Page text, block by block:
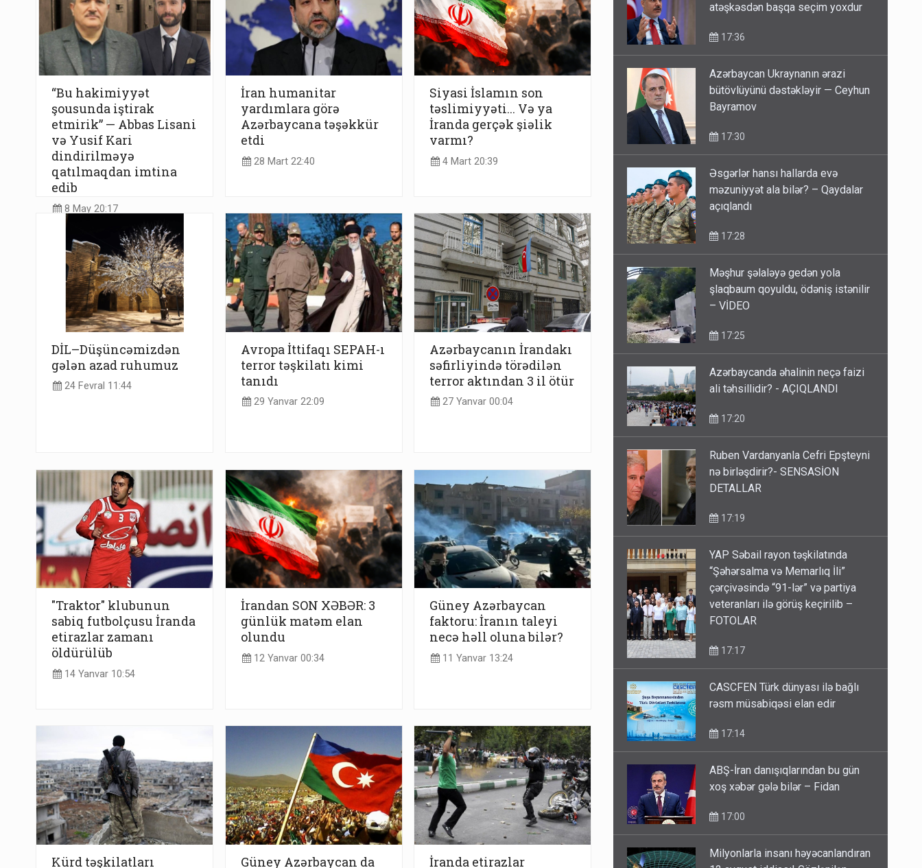
“Bu hakimiyyət
şousunda iştirak
etmirik” — Abbas Lisani
və Yusif Kari
dindirilməyə
qatılmaqdan imtina
edib
8 May 20:17
İran humanitar
yardımlara görə
Azərbaycana təşəkkür
etdi
28 Mart 22:40
Siyasi İslamın son
təslimiyyəti... Və ya
İranda gerçək şiəlik
varmı?
4 Mart 20:39
DİL–Düşüncəmizdən
gələn azad ruhumuz
24 Fevral 11:44
Avropa İttifaqı SEPAH-ı
terror təşkilatı kimi
tanıdı
29 Yanvar 22:09
Azərbaycanın İrandakı
səfirliyində törədilən
terror aktından 3 il ötür
27 Yanvar 00:04
"Traktor" klubunun
sabiq futbolçusu İranda
etirazlar zamanı
öldürülüb
14 Yanvar 10:54
İrandan SON XƏBƏR: 3
günlük matəm elan
olundu
12 Yanvar 00:34
Güney Azərbaycan
faktoru: İranın taleyi
necə həll oluna bilər?
11 Yanvar 13:24
Kürd təşkilatları Güney Azərbaycan da İranda etirazlar
atəşkəsdən başqa seçim yoxdur
17:36
Azərbaycan Ukraynanın ərazi
bütövlüyünü dəstəkləyir — Ceyhun
Bayramov
17:30
Əsgərlər hansı hallarda evə
məzuniyyət ala bilər? – Qaydalar
açıqlandı
17:28
Məşhur şəlaləyə gedən yola
şlaqbaum qoyuldu, ödəniş istənilir
– VİDEO
17:25
Azərbaycanda əhalinin neçə faizi
ali təhsillidir? - AÇIQLANDI
17:20
Ruben Vardanyanla Cefri Epşteyni
nə birləşdirir?- SENSASİON
DETALLAR
17:19
YAP Səbail rayon təşkilatında
“Şəhərsalma və Memarlıq İli”
çərçivəsində “91-lər” və partiya
veteranları ilə görüş keçirilib –
FOTOLAR
17:17
CASCFEN Türk dünyası ilə bağlı
rəsm müsabiqəsi elan edir
17:14
ABŞ-İran danışıqlarından bu gün
xoş xəbər gələ bilər – Fidan
17:00
Milyonlarla insanı həyəcanlandıran